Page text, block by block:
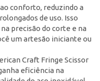
conforto, reduzindo a
de uso. Isso
precisão do corte e na
um artesão iniciante ou
Craft Fringe Scissor
eficiência na